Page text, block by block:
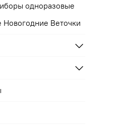
одноразовые
Веточки